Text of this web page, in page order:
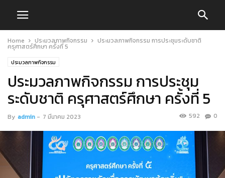
Home ประมวลภาพกิจกรรม ประมวลภาพกิจกรรม การประชุมระดับชาติ
ครุศาสตร์ศึกษา ครั้งที่ 5
ประมวลภาพกิจกรรม
ประมวลภาพกิจกรรม การประชุม
ระดับชาติ ครุศาสตร์ศึกษา ครั้งที่ 5
By admin - 7 มีนาคม 2023 0
592